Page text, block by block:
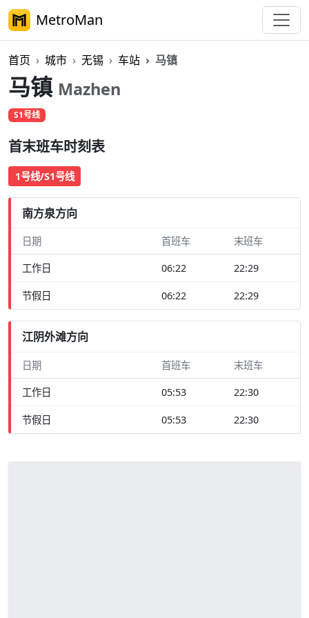
MetroMan
首页 城市 无锡 车站 马镇
马镇 Mazhen
S1号线
首末班车时刻表
1号线/S1号线
南方泉方向
日期 首班车 末班车
工作日 06:22 22:29
节假日 06:22 22:29
江阴外滩方向
日期 首班车 末班车
工作日 05:53 22:30
节假日 05:53 22:30